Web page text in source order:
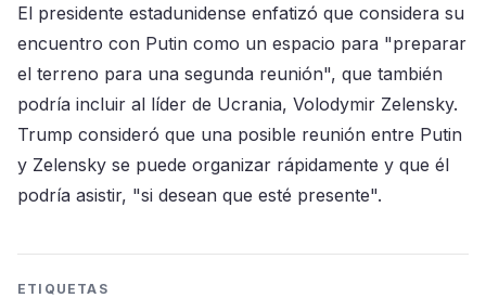
El presidente estadunidense enfatizó que considera su
encuentro con Putin como un espacio para "preparar
el terreno para una segunda reunión", que también
podría incluir al líder de Ucrania, Volodymir Zelensky.
Trump consideró que una posible reunión entre Putin
y Zelensky se puede organizar rápidamente y que él
podría asistir, "si desean que esté presente".
ETIQUETAS